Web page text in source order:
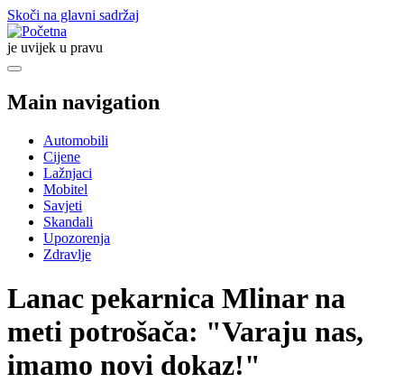
Skoči na glavni sadržaj
je uvijek u pravu
Main navigation
Automobili
Cijene
Lažnjaci
Mobitel
Savjeti
Skandali
Upozorenja
Zdravlje
Lanac pekarnica Mlinar na
meti potrošača: "Varaju nas,
imamo novi dokaz!"